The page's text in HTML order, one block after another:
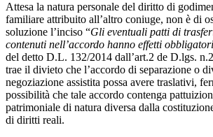
Attesa la natura personale del diritto di
familiare attribuito all’altro coniuge, non è di
soluzione l’inciso “Gli eventuali patti di
contenuti nell’accordo hanno effetti obbligatori
del detto D.L. 132/2014 dall’art.2 de D.lgs.
trae il divieto che l’accordo di separazione o
negoziazione assistita possa avere traslativi,
possibilità che tale accordo contenga
patrimoniale di natura diversa dalla
di diritti reali.